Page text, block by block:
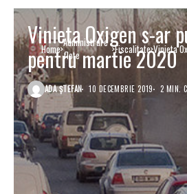
Home Administrare
flote
Fiscalitate Vinieta
martie
Vinieta Oxigen s-ar
pentru martie 2020
ADA ȘTEFAN 10 DECEMBRIE 2019 2 MIN.